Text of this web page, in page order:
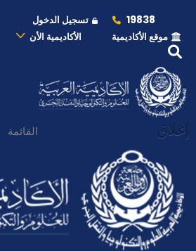
19838 تسجيل الدخول
موقع الأكاديمية
الأكاديمية الأن
إغلاق القائمة